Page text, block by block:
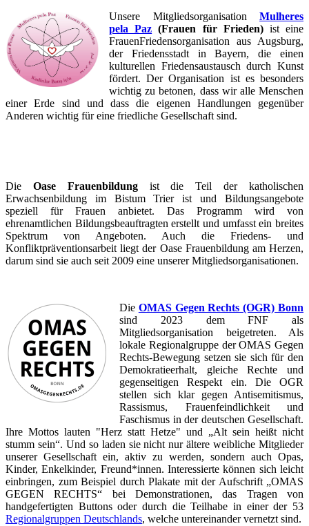
Unsere Mitgliedsorganisation Mulheres
pela Paz (Frauen für Frieden) ist eine
FrauenFriedensorganisation aus Augsburg,
der Friedensstadt in Bayern, die einen
kulturellen Friedensaustausch durch Kunst
fördert. Der Organisation ist es besonders
wichtig zu betonen, dass wir alle Menschen
einer Erde sind und dass die eigenen Handlungen gegenüber
Anderen wichtig für eine friedliche Gesellschaft sind.
Die Oase Frauenbildungist die Teil der katholischen
Erwachsenbildung im Bistum Trier ist und Bildungsangebote
speziell für Frauen anbietet. Das Programm wird von
ehrenamtlichen Bildungsbeauftragten erstellt und umfasst ein breites
Spektrum von Angeboten. Auch die Friedens- und
Konfliktpräventionsarbeit liegt der Oase Frauenbildung am Herzen,
darum sind sie auch seit 2009 eine unserer Mitgliedsorganisationen.
Die OMAS Gegen Rechts (OGR) Bonn
sind 2023 dem FNF als
Mitgliedsorganisation beigetreten. Als
lokale Regionalgruppe der OMAS Gegen
Rechts-Bewegung setzen sie sich für den
Demokratieerhalt, gleiche Rechte und
gegenseitigen Respekt ein. Die OGR
stellen sich klar gegen Antisemitismus,
Rassismus, Frauenfeindlichkeit und
Faschismus in der deutschen Gesellschaft.
Ihre Mottos lauten "Herz statt Hetze" und „Alt sein heißt nicht
stumm sein“. Und so laden sie nicht nur ältere weibliche Mitglieder
unserer Gesellschaft ein, aktiv zu werden, sondern auch Opas,
Kinder, Enkelkinder, Freund*innen. Interessierte können sich leicht
einbringen, zum Beispiel durch Plakate mit der Aufschrift „OMAS
GEGEN RECHTS“ bei Demonstrationen, das Tragen von
handgefertigten Buttons oder durch die Teilhabe in einer der 53
Regionalgruppen Deutschlands, welche untereinander vernetzt sind.